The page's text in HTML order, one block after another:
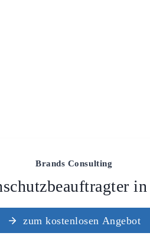
Brands Consulting
zum kostenlosen Angebot